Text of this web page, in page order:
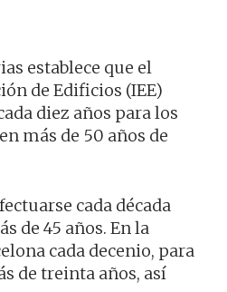
establece que el
de Edificios (IEE)
diez años para los
más de 50 años de
cada década
de 45 años. En la
cada decenio, para
de treinta años, así